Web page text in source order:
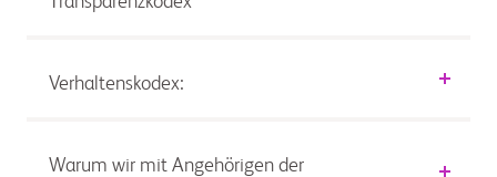
Verhaltenskodex:
Warum wir mit Angehörigen der